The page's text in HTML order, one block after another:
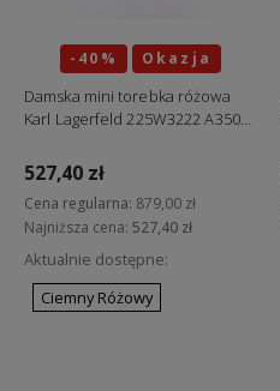
-40% Okazja
Damska mini torebka różowa
Karl Lagerfeld 225W3222 A350
527,40 zł
Cena regularna: 879,00 zł
Najniższa cena: 527,40 zł
Aktualnie dostępne:
Ciemny Różowy